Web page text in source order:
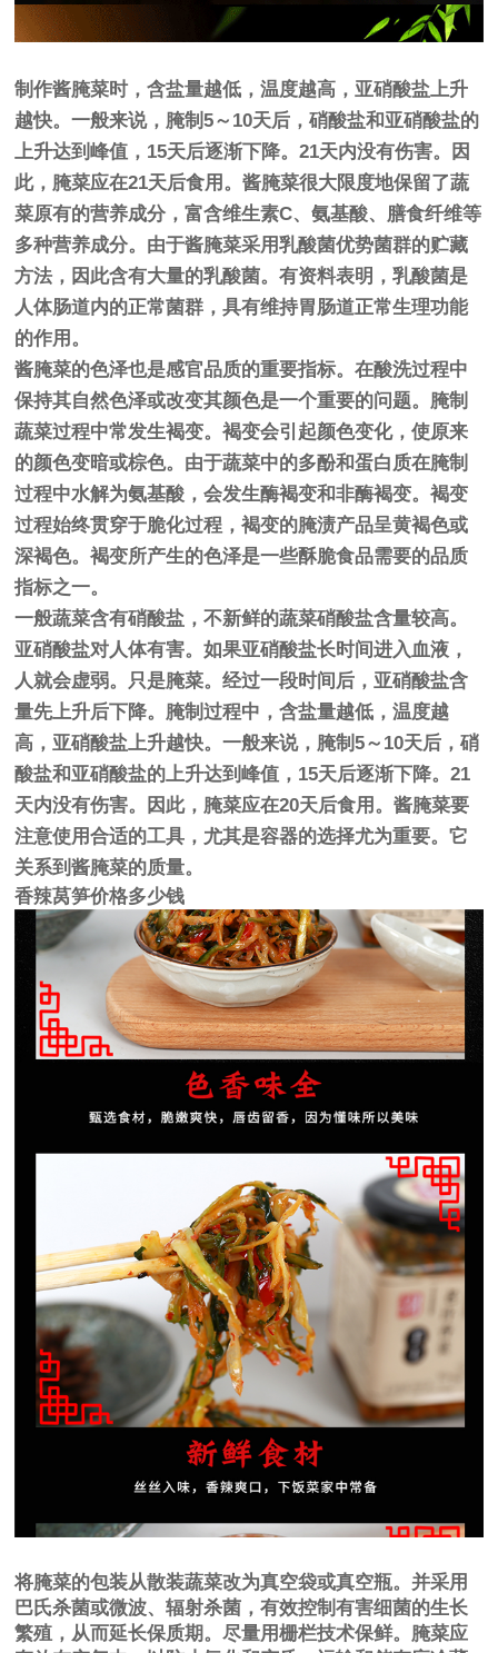
制作酱腌菜时，含盐量越低，温度越高，亚硝酸盐上升
越快。一般来说，腌制5～10天后，硝酸盐和亚硝酸盐的
上升达到峰值，15天后逐渐下降。21天内没有伤害。因
此，腌菜应在21天后食用。酱腌菜很大限度地保留了蔬
菜原有的营养成分，富含维生素C、氨基酸、膳食纤维等
多种营养成分。由于酱腌菜采用乳酸菌优势菌群的贮藏
方法，因此含有大量的乳酸菌。有资料表明，乳酸菌是
人体肠道内的正常菌群，具有维持胃肠道正常生理功能
的作用。
酱腌菜的色泽也是感官品质的重要指标。在酸洗过程中
保持其自然色泽或改变其颜色是一个重要的问题。腌制
蔬菜过程中常发生褐变。褐变会引起颜色变化，使原来
的颜色变暗或棕色。由于蔬菜中的多酚和蛋白质在腌制
过程中水解为氨基酸，会发生酶褐变和非酶褐变。褐变
过程始终贯穿于脆化过程，褐变的腌渍产品呈黄褐色或
深褐色。褐变所产生的色泽是一些酥脆食品需要的品质
指标之一。
一般蔬菜含有硝酸盐，不新鲜的蔬菜硝酸盐含量较高。
亚硝酸盐对人体有害。如果亚硝酸盐长时间进入血液，
人就会虚弱。只是腌菜。经过一段时间后，亚硝酸盐含
量先上升后下降。腌制过程中，含盐量越低，温度越
高，亚硝酸盐上升越快。一般来说，腌制5～10天后，硝
酸盐和亚硝酸盐的上升达到峰值，15天后逐渐下降。21
天内没有伤害。因此，腌菜应在20天后食用。酱腌菜要
注意使用合适的工具，尤其是容器的选择尤为重要。它
关系到酱腌菜的质量。
香辣莴笋价格多少钱
将腌菜的包装从散装蔬菜改为真空袋或真空瓶。并采用
巴氏杀菌或微波、辐射杀菌，有效控制有害细菌的生长
繁殖，从而延长保质期。尽量用栅栏技术保鲜。腌菜应